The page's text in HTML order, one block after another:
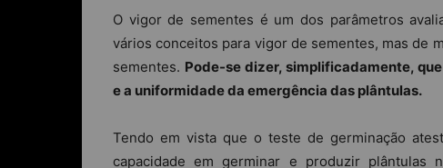
O vigor de sementes é um dos parâmetros
vários conceitos para vigor de sementes, mas de
sementes. Pode-se dizer, simplificadamente,
e a uniformidade da emergência das plântulas.
Tendo em vista que o teste de germinação
capacidade em germinar e produzir plântulas